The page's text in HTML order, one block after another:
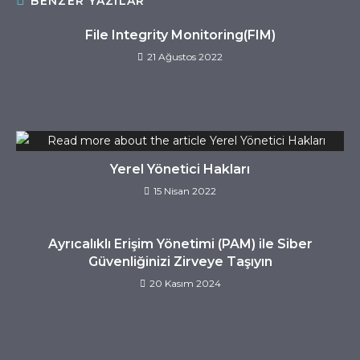
File Integrity Monitoring(FIM)
21 Ağustos 2022
Yerel Yönetici Hakları
15 Nisan 2022
Ayrıcalıklı Erişim Yönetimi (PAM) ile Siber
Güvenliğinizi Zirveye Taşıyın
20 Kasım 2024